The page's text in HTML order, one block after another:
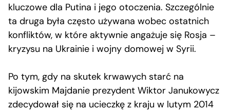
kluczowe dla Putina i jego otoczenia. Szczególnie
ta druga była często używana wobec ostatnich
konfliktów, w które aktywnie angażuje się Rosja –
kryzysu na Ukrainie i wojny domowej w Syrii.
Po tym, gdy na skutek krwawych starć na
kijowskim Majdanie prezydent Wiktor Janukowycz
zdecydował się na ucieczkę z kraju w lutym 2014